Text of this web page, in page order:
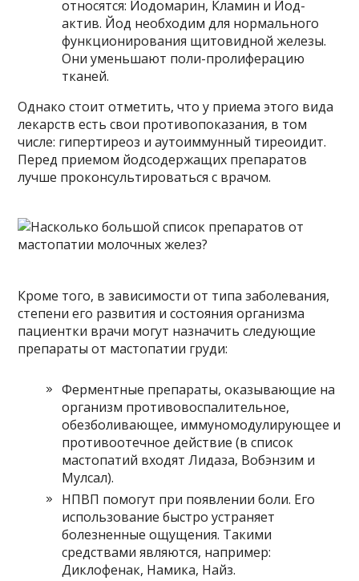
относятся: Йодомарин, Кламин и Йод-
актив. Йод необходим для нормального
функционирования щитовидной железы.
Они уменьшают поли-пролиферацию
тканей.
Однако стоит отметить, что у приема этого вида
лекарств есть свои противопоказания, в том
числе: гипертиреоз и аутоиммунный тиреоидит.
Перед приемом йодсодержащих препаратов
лучше проконсультироваться с врачом.
Кроме того, в зависимости от типа заболевания,
степени его развития и состояния организма
пациентки врачи могут назначить следующие
препараты от мастопатии груди:
Ферментные препараты, оказывающие на
организм противовоспалительное,
обезболивающее, иммуномодулирующее и
противоотечное действие (в список
мастопатий входят Лидаза, Вобэнзим и
Мулсал).
НПВП помогут при появлении боли. Его
использование быстро устраняет
болезненные ощущения. Такими
средствами являются, например:
Диклофенак, Намика, Найз.